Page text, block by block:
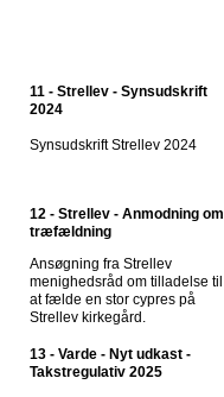
11 - Strellev - Synsudskrift
2024
Synsudskrift Strellev 2024
12 - Strellev - Anmodning om
træfældning
Ansøgning fra Strellev
menighedsråd om tilladelse til
at fælde en stor cypres på
Strellev kirkegård.
13 - Varde - Nyt udkast -
Takstregulativ 2025